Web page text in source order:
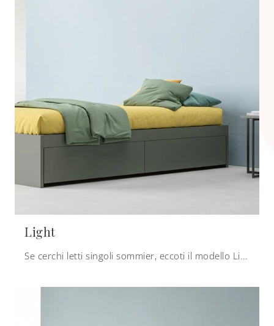
Light
Se cerchi letti singoli sommier, eccoti il modello Light in melaminico per completare la camera dei più piccoli.